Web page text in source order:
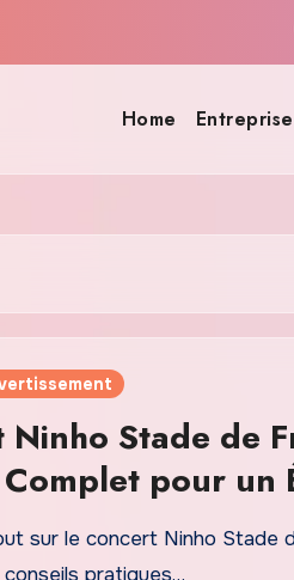
Home Entreprise
Ninho Stade de
pour un
sur le concert Ninho Stade
pratiques…